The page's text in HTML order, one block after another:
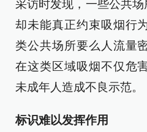
采访时发现，一些公共场
却未能真正约束吸烟行
类公共场所要么人流量
在这类区域吸烟不仅危
未成年人造成不良示范。
标识难以发挥作用